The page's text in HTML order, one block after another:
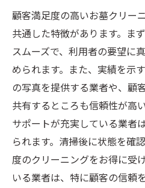
顧客満足度の高いお墓クリー
共通した特徴があります。ま
スムーズで、利用者の要望に
められます。また、実績を示
の写真を提供する業者や、顧
共有するところも信頼性が高
サポートが充実している業者
られます。清掃後に状態を確
度のクリーニングをお得に受
いる業者は、特に顧客の信頼